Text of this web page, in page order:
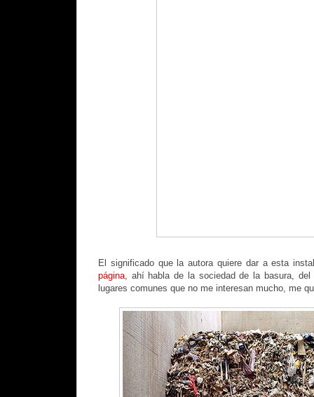
El significado que la autora quiere dar a esta
página, ahí habla de la sociedad de la basura,
lugares comunes que no me interesan mucho, me